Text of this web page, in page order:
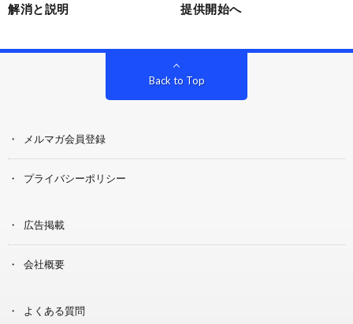
解消と説明
提供開始へ
Back to Top
メルマガ会員登録
プライバシーポリシー
広告掲載
会社概要
よくある質問